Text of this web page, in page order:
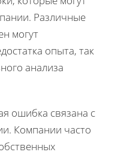
Различные
могут
опыта, так
анализа
ошибка связана с
Компании часто